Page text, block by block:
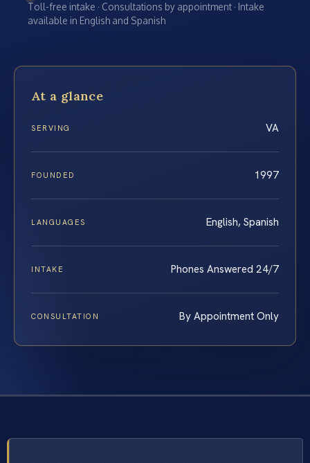
Toll-free intake · Consultations by appointment · Intake
available in English and Spanish
At a glance
SERVING VA
FOUNDED 1997
LANGUAGES English, Spanish
INTAKE Phones Answered 24/7
CONSULTATION By Appointment Only